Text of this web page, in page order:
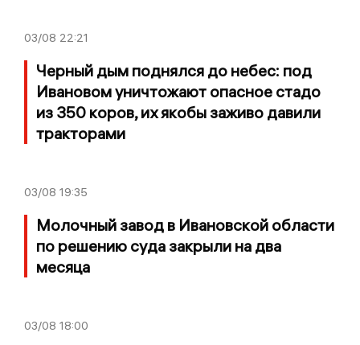
03/08 22:21
Черный дым поднялся до небес: под
Ивановом уничтожают опасное стадо
из 350 коров, их якобы заживо давили
тракторами
03/08 19:35
Молочный завод в Ивановской области
по решению суда закрыли на два
месяца
03/08 18:00